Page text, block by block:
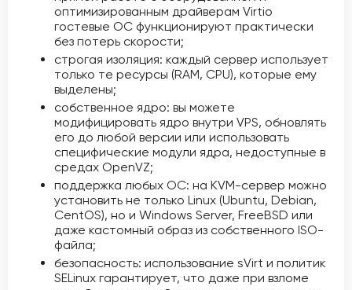
оптимизированным драйверам Virtio
гостевые ОС функционируют практически
без потерь скорости;
строгая изоляция: каждый сервер использует
только те ресурсы (RAM, CPU), которые ему
выделены;
собственное ядро: вы можете
модифицировать ядро внутри VPS, обновлять
его до любой версии или использовать
специфические модули ядра, недоступные в
средах OpenVZ;
поддержка любых ОС: на KVM-сервер можно
установить не только Linux (Ubuntu, Debian,
CentOS), но и Windows Server, FreeBSD или
даже кастомный образ из собственного ISO-
файла;
безопасность: использование sVirt и политик
SELinux гарантирует, что даже при взломе